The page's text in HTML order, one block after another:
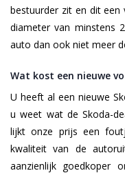
bestuurder zit en dit
diameter van minstens
auto dan ook niet meer
Wat kost een nieuwe
U heeft al een nieuwe
u weet wat de Skoda-
lijkt onze prijs een
kwaliteit van de
aanzienlijk goedkoper